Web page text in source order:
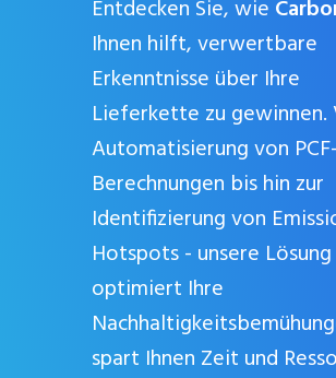
Entdecken Sie, wie
Ihnen hilft, verwertbare
Erkenntnisse über Ihre
Lieferkette zu gewinnen.
Automatisierung von PCF-
Berechnungen bis hin zur
Identifizierung von
Hotspots - unsere Lösung
optimiert Ihre
spart Ihnen Zeit und
Schließe
dieses
Modul